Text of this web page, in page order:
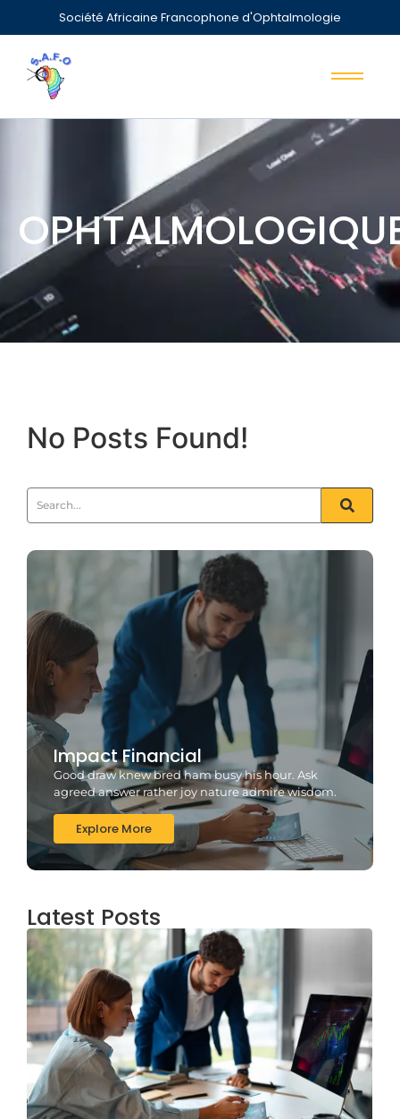
Société Africaine Francophone d'Ophtalmologie
No Posts Found!
Impact Financial
Good draw knew bred ham busy his hour. Ask
agreed answer rather joy nature admire wisdom.
Explore More
Latest Posts